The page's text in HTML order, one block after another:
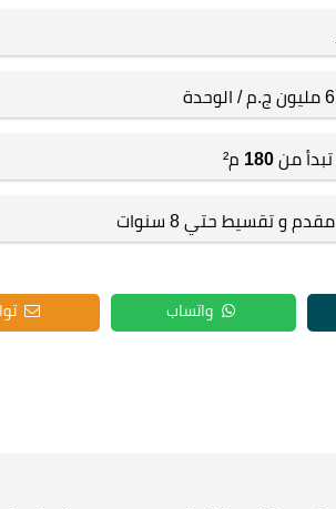
6 مليون ج.م / الوحدة
تبدأ من180 م²
واتساب